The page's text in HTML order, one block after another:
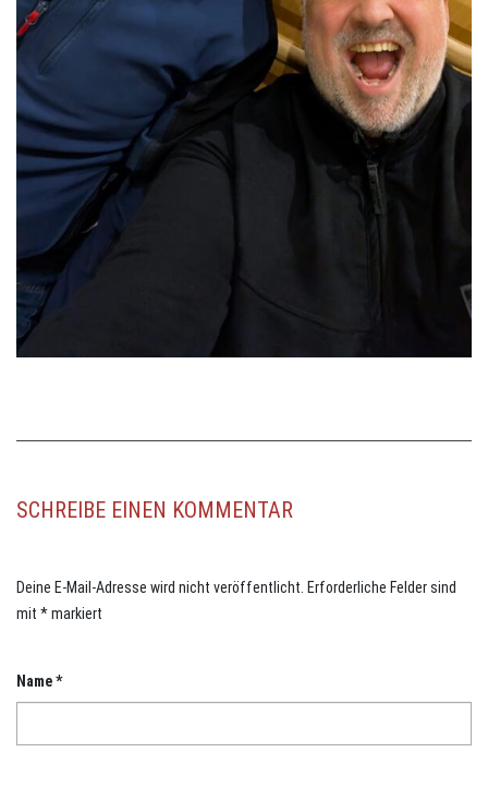
SCHREIBE EINEN KOMMENTAR
Deine E-Mail-Adresse wird nicht veröffentlicht. Erforderliche Felder sind
mit *markiert
Name*